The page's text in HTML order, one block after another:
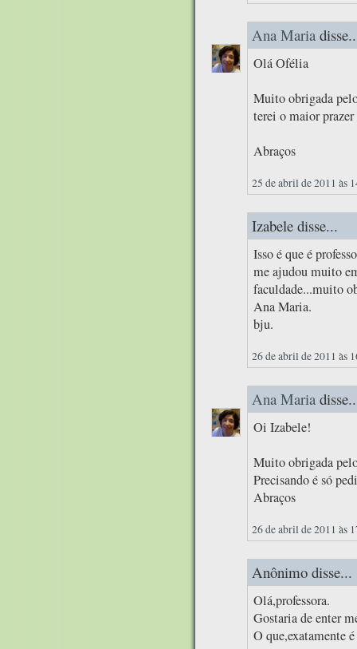
Ana Maria
Olá Ofélia
Muito obrigada
terei o maior
Abraços
25 de abril de 2011 às
Izabele disse...
Isso é que é
me ajudou muito
faculdade...muito
Ana Maria.
bju.
26 de abril de 2011 às
Ana Maria
Oi Izabele!
Muito obrigada
Precisando é só
Abraços
26 de abril de 2011 às
Anônimo disse...
Olá,professora.
Gostaria de enter
O que,exatamente